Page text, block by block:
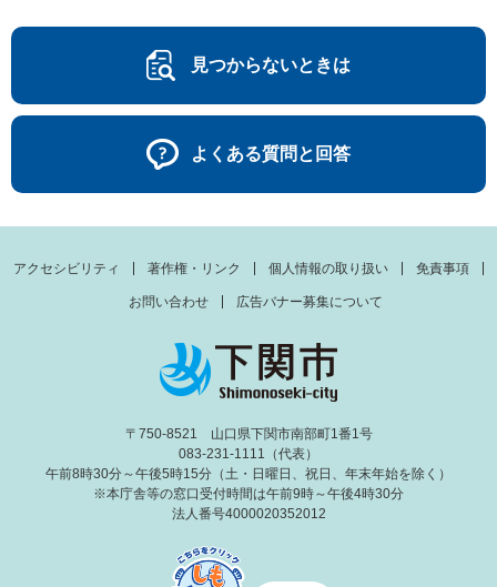
見つからないときは
よくある質問と回答
アクセシビリティ 著作権・リンク 個人情報の取り扱い 免責事項
お問い合わせ 広告バナー募集について
〒750-8521 山口県下関市南部町1番1号
083-231-1111（代表）
午前8時30分～午後5時15分（土・日曜日、祝日、年末年始を除く）
※本庁舎等の窓口受付時間は午前9時～午後4時30分
法人番号4000020352012